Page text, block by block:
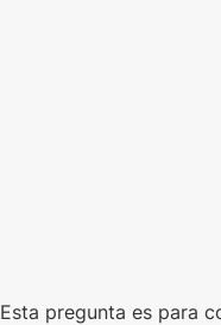
Esta pregunta es para